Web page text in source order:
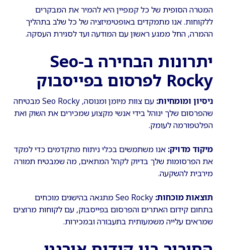
המטרה הסופית של כל קמפיין היא להמיר את המבקרים
ללקוחות. אנו מתמקדים באופטימיזציה של כל שלב בתהליך
ההמרה, החל ממגע ראשון עם המודעה ועד לסגירת העסקה.
יתרונות הבחירה ב-Seo
Rocky לפרסום בפייסבוק
ניסיון ומומחיות:
עם צוות מיומן ומנוסה, Seo Rocky מבטיחה
שהפרסום שלך ינוהל בידי אנשי מקצוע שמכירים את השוק ואת
הפלטפורמה לעומק.
מיקוד מדויק: אנו משתמשים בכלי ניתוח מתקדמים כדי למקד
את הפרסומות שלך בדיוק לקהל המתאים, מה שמבטיח תמורה
מירבית להשקעה.
תוצאות מוכחות:
Seo Rocky מתגאה בהישגים מוכחים
בתחום קידום האתרים והפרסום בפייסבוק, עם לקוחות מרוצים
שמראים עלייה משמעותית בתעבורה ובמכירות.